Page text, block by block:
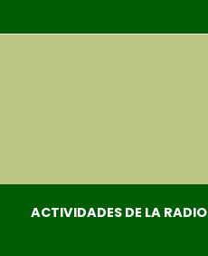
ACTIVIDADES DE LA RADIO